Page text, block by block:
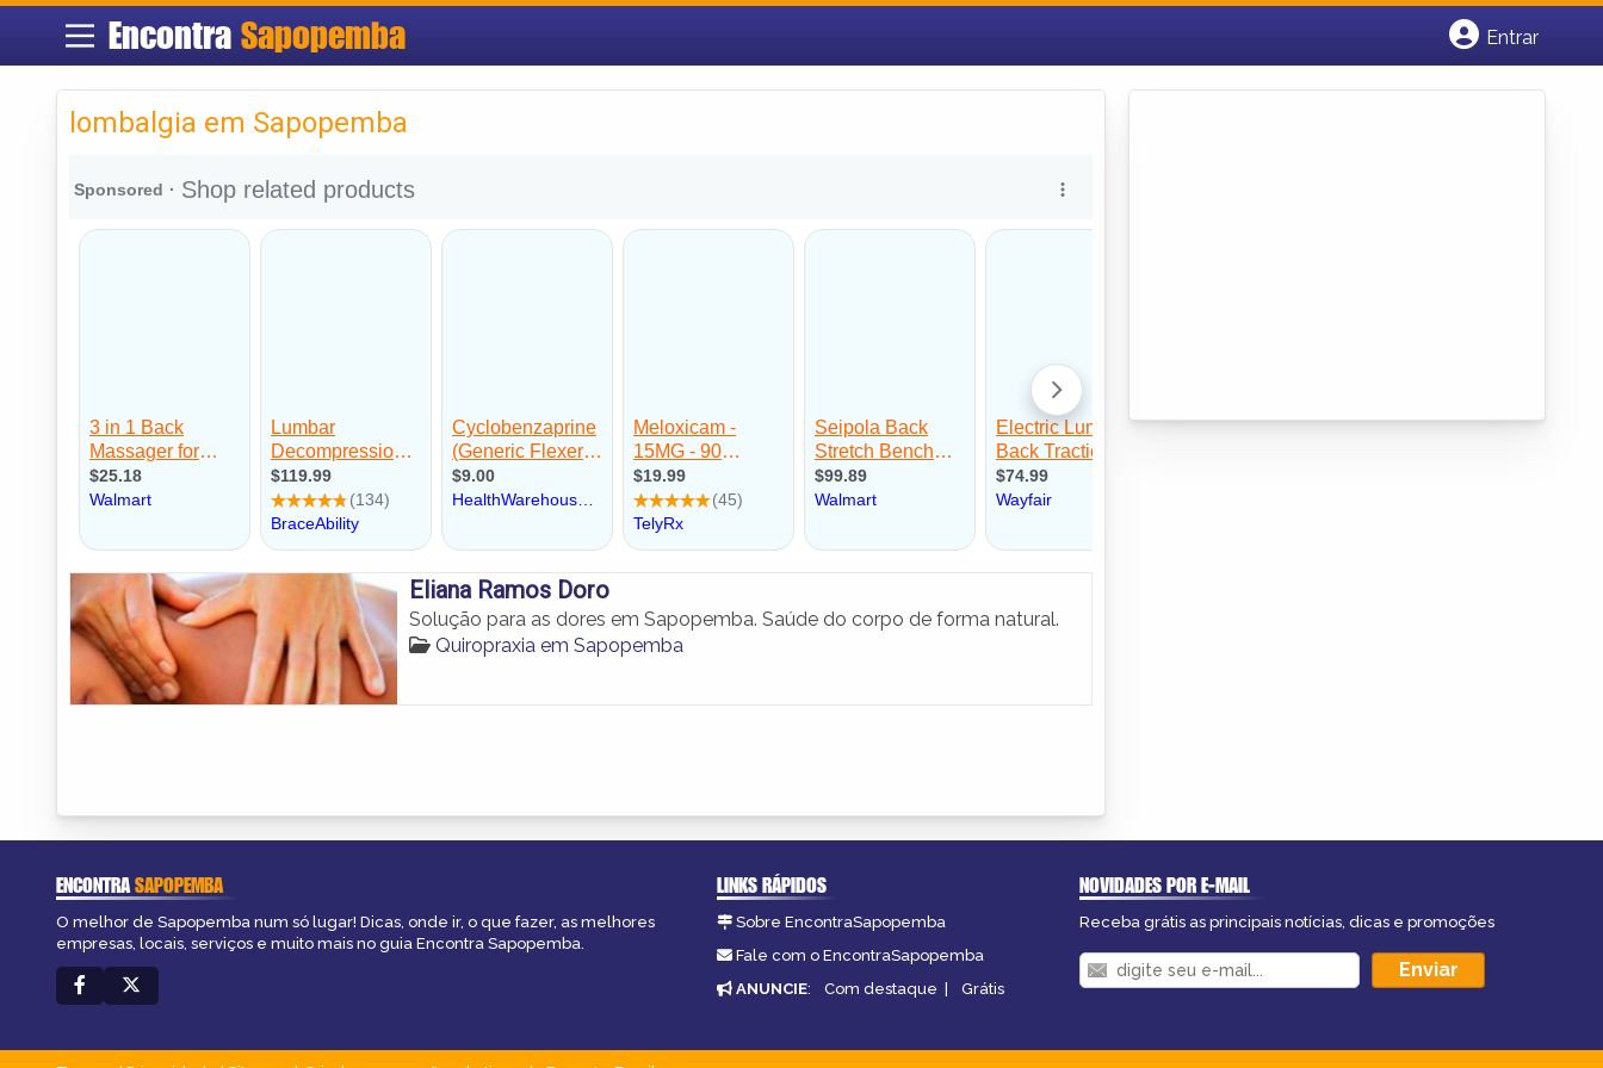
Encontra Sapopemba
Entrar
lombalgia em Sapopemba
Eliana Ramos Doro
Solução para as dores em Sapopemba. Saúde do corpo de forma natural.
Quiropraxia em Sapopemba
ENCONTRASAPOPEMBA
O melhor de Sapopemba num só lugar! Dicas, onde ir, o que fazer, as melhores
empresas, locais, serviços e muito mais no guia Encontra Sapopemba.
LINKS RÁPIDOS
Sobre EncontraSapopemba
Fale com o EncontraSapopemba
ANUNCIE: Com destaque | Grátis
NOVIDADES POR E-MAIL
Receba grátis as principais notícias, dicas e promoções